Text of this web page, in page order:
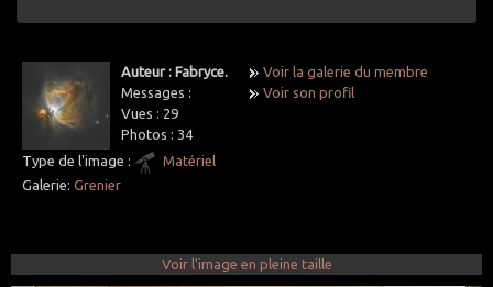
Auteur : Fabryce.
Messages :
Vues : 29
Photos : 34
Voir la galerie du membre
Voir son profil
Type de l'image :
Matériel
Galerie: Grenier
Voir l'image en pleine taille